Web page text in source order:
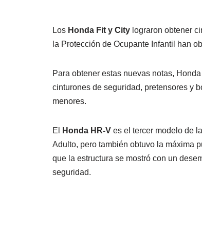
Los Honda Fit y City lograron obtener
la Protección de Ocupante Infantil han
Para obtener estas nuevas notas,
cinturones de seguridad, pretensores y
menores.
El Honda HR-V es el tercer modelo de
Adulto, pero también obtuvo la máxima
que la estructura se mostró con un
seguridad.